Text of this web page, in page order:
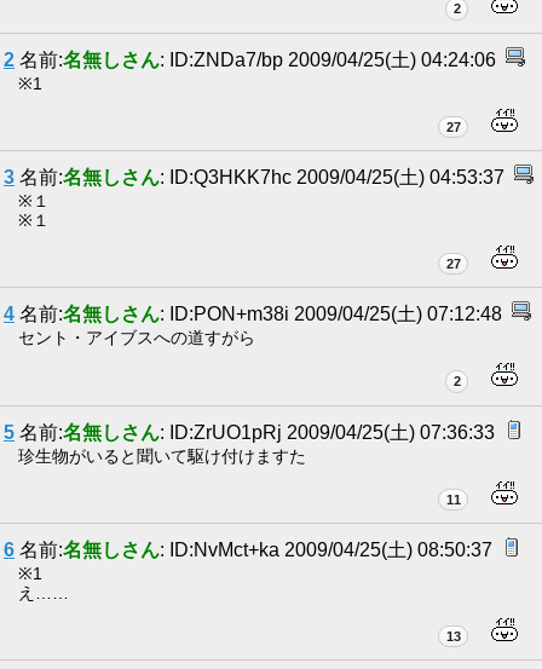
2
2 名前:名無しさん: ID:ZNDa7/bp 2009/04/25(土) 04:24:06
※1
27
3 名前:名無しさん: ID:Q3HKK7hc 2009/04/25(土) 04:53:37
※１
※１
27
4 名前:名無しさん: ID:PON+m38i 2009/04/25(土) 07:12:48
セント・アイブスへの道すがら
2
5 名前:名無しさん: ID:ZrUO1pRj 2009/04/25(土) 07:36:33
珍生物がいると聞いて駆け付けますた
11
6 名前:名無しさん: ID:NvMct+ka 2009/04/25(土) 08:50:37
※1
え……
13